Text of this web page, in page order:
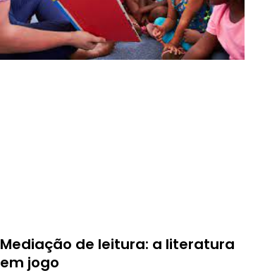
Mediação de leitura: a literatura
em jogo